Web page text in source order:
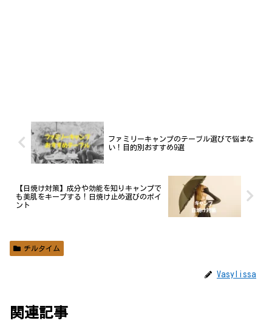
ファミリーキャンプのテーブル選びで悩まな
い！目的別おすすめ9選
【日焼け対策】成分や効能を知りキャンプで
も美肌をキープする！日焼け止め選びのポイ
ント
チルタイム
Vasylissa
関連記事